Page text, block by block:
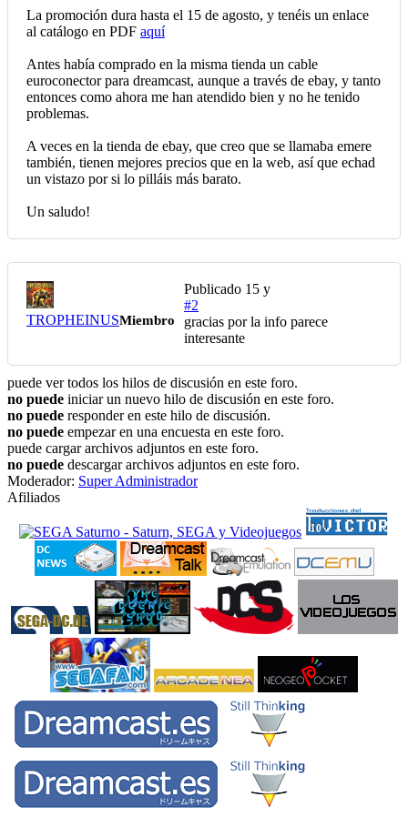
La promoción dura hasta el 15 de agosto, y tenéis un enlace
al catálogo en PDF aquí
Antes había comprado en la misma tienda un cable
euroconector para dreamcast, aunque a través de ebay, y tanto
entonces como ahora me han atendido bien y no he tenido
problemas.
A veces en la tienda de ebay, que creo que se llamaba emere
también, tienen mejores precios que en la web, así que echad
un vistazo por si lo pilláis más barato.
Un saludo!
TROPHEINUSMiembro
Publicado 15 y
#2
gracias por la info parece
interesante
puede ver todos los hilos de discusión en este foro.
no puede iniciar un nuevo hilo de discusión en este foro.
no puede responder en este hilo de discusión.
no puede empezar en una encuesta en este foro.
puede cargar archivos adjuntos en este foro.
no puede descargar archivos adjuntos en este foro.
Moderador: Super Administrador
Afiliados